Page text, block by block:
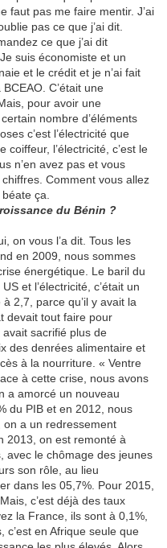
faut pas me faire mentir. J’ai
pas ce que j’ai dit.
ce que j’ai dit
suis économiste et un
et le crédit et je n’ai fait
C’était une
pour avoir une
nombre d’éléments
c’est l’électricité que
coiffeur, l’électricité, c’est le
n’en avez pas et vous
Comment vous allez
ça.
du Bénin ?
on vous l’a dit. Tous les
en 2009, nous sommes
énergétique. Le baril du
et l’électricité, c’était un
2,7, parce qu’il y avait la
devait tout faire pour
avait sacrifié plus de
des denrées alimentaire et
à la nourriture. « Ventre
à cette crise, nous avons
a amorcé un nouveau
du PIB et en 2012, nous
on a un redressement
2013, on est remonté à
avec le chômage des jeunes
son rôle, au lieu
dans les 05,7%. Pour 2015,
c’est déjà des taux
la France, ils sont à 0,1%,
c’est en Afrique seule que